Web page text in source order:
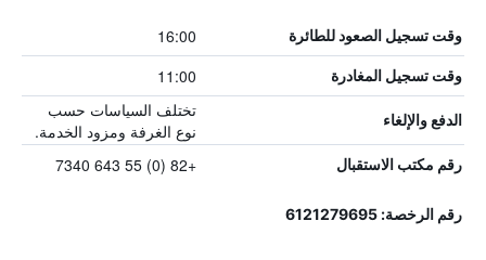
وقت تسجيل الصعود للطائرة 16:00
وقت تسجيل المغادرة 11:00
الدفع والإلغاء
تختلف السياسات حسب
نوع الغرفة ومزود الخدمة.
رقم مكتب الاستقبال +82 (0) 55 643 7340
رقم الرخصة: 6121279695